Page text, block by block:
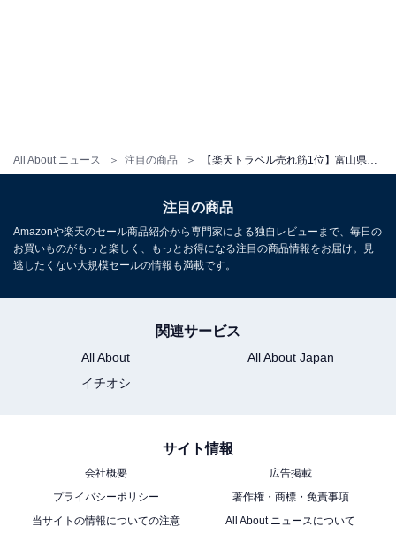
All About ニュース 注目の商品
注目の商品
Amazonや楽天のセール商品紹介から専門家による独自レビューまで、毎日の
お買いものがもっと楽しく、もっとお得になる注目の商品情報をお届け。見
逃したくない大規模セールの情報も満載です。
関連サービス
All About
All About Japan
イチオシ
サイト情報
会社概要
広告掲載
プライバシーポリシー
著作権・商標・免責事項
当サイトの情報についての注意
All About ニュースについて